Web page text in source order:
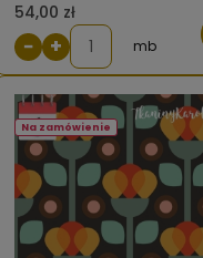
54,00 zł
− + mb
Na zamówienie